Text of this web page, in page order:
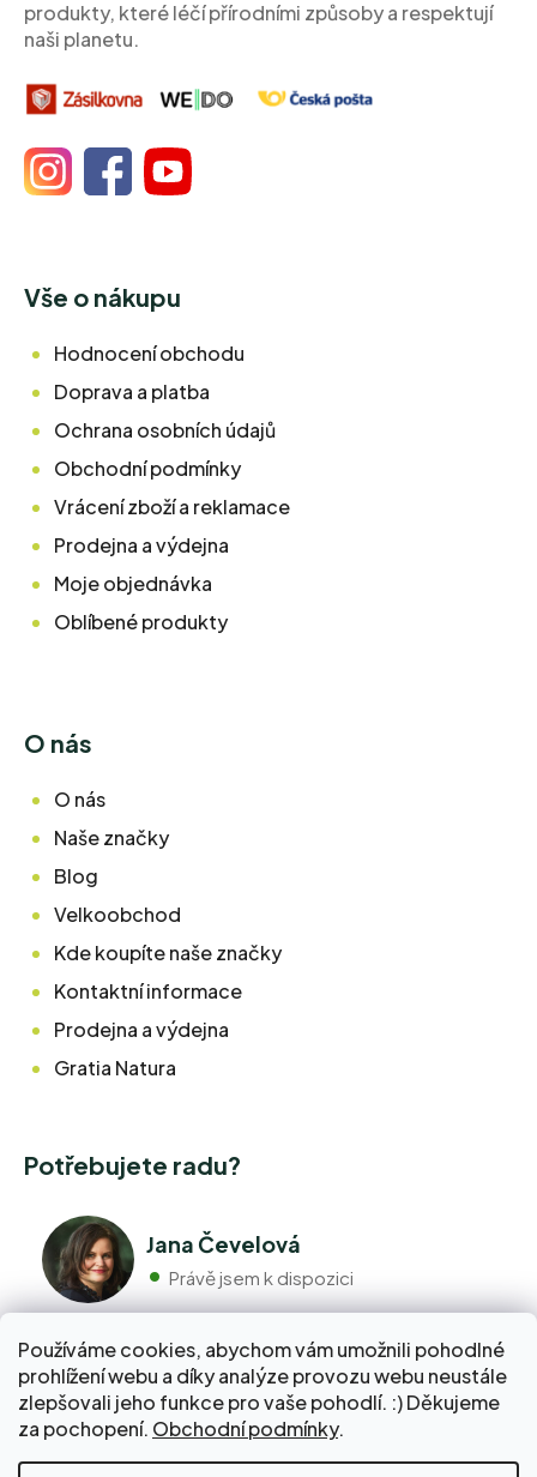
Používáme cookies, abychom vám umožnili pohodlné
prohlížení webu a díky analýze provozu webu neustále
zlepšovali jeho funkce pro vaše pohodlí. :) Děkujeme
za pochopení. Obchodní podmínky.
Nakupte za 2 000 Kč a dopravu do Balíkovny zaplatíme
produkty, které léčí přírodními způsoby a respektují
naši planetu.
Vše o nákupu
Hodnocení obchodu
Doprava a platba
Ochrana osobních údajů
Obchodní podmínky
Vrácení zboží a reklamace
Prodejna a výdejna
Moje objednávka
Oblíbené produkty
O nás
O nás
Naše značky
Blog
Velkoobchod
Kde koupíte naše značky
Kontaktní informace
Prodejna a výdejna
Gratia Natura
Potřebujete radu?
Jana Čevelová
Právě jsem k dispozici
+420 776 298 517
Volejte pondělí - pátek 9:00 až 17:00
info@pravebio.cz
Napište nám kdykoli, snažíme se vždy odpovědět do 24